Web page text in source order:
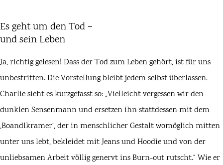
Es geht um den Tod –
und sein Leben
Ja, richtig gelesen! Dass der Tod zum Leben gehört, ist für uns
unbestritten. Die Vorstellung bleibt jedem selbst überlassen.
Charlie sieht es kurzgefasst so: „Vielleicht vergessen wir den
dunklen Sensenmann und ersetzen ihn stattdessen mit dem
,Boandlkramer‘, der in menschlicher Gestalt womöglich mitten
unter uns lebt, bekleidet mit Jeans und Hoodie und von der
unliebsamen Arbeit völlig genervt ins Burn-out rutscht.“ Wie er